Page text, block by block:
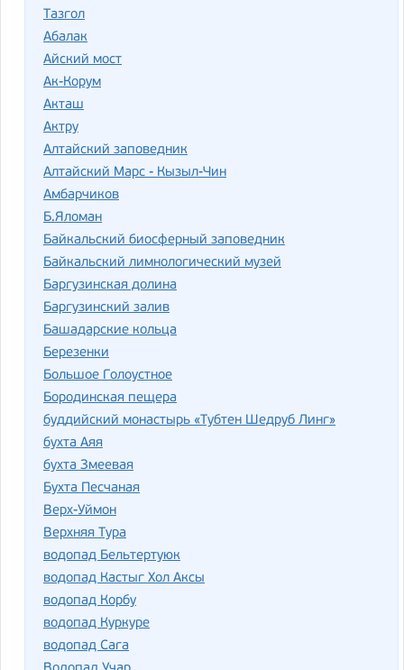
Тазгол
Абалак
Айский мост
Ак-Корум
Акташ
Актру
Алтайский заповедник
Алтайский Марс - Кызыл-Чин
Амбарчиков
Б.Яломан
Байкальский биосферный заповедник
Байкальский лимнологический музей
Баргузинская долина
Баргузинский залив
Башадарские кольца
Березенки
Большое Голоустное
Бородинская пещера
буддийский монастырь «Тубтен Шедруб Линг»
бухта Аяя
бухта Змеевая
Бухта Песчаная
Верх-Уймон
Верхняя Тура
водопад Бельтертуюк
водопад Кастыг Хол Аксы
водопад Корбу
водопад Куркуре
водопад Сага